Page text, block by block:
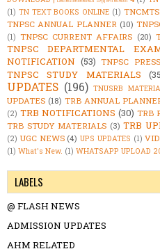
(1) TN TEXT BOOKS ONLINE (1)
TNPSC ANNUAL PLANNER (10)
(1) TNPSC CURRENT AFFAIRS (20)
TNPSC DEPARTMENTAL
NOTIFICATION (53) TNPSC
TNPSC STUDY MATERIALS
UPDATES (196) TNUSRB
UPDATES (18) TRB ANNUAL
(2) TRB NOTIFICATIONS (30) TRB
TRB STUDY MATERIALS (3) TRB
(2) UGC NEWS (4) UPS UPDATES (1)
(1) What's New. (1) WHATSAPP UPLOAD
LABELS
@ FLASH NEWS
ADMISSION UPDATES
AHM RELATED